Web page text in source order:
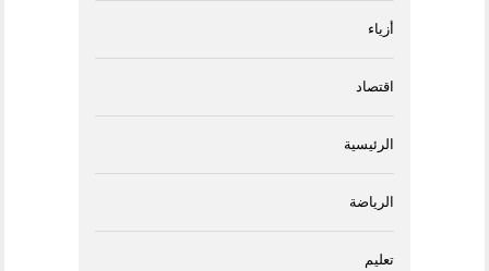
أزياء
اقتصاد
الرئيسية
الرياضة
تعليم